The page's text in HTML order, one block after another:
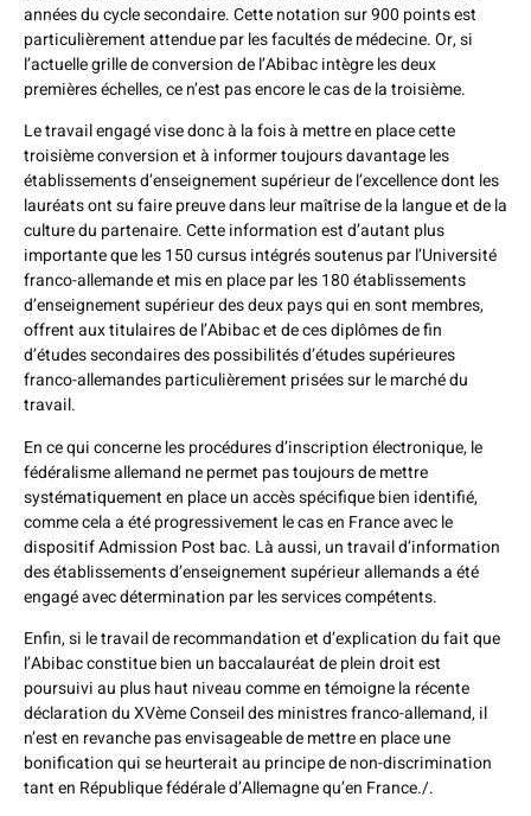
années du cycle secondaire. Cette notation sur 900 points est
particulièrement attendue par les facultés de médecine. Or, si
l’actuelle grille de conversion de l’Abibac intègre les deux
premières échelles, ce n’est pas encore le cas de la troisième.
Le travail engagé vise donc à la fois à mettre en place cette
troisième conversion et à informer toujours davantage les
établissements d’enseignement supérieur de l’excellence dont les
lauréats ont su faire preuve dans leur maîtrise de la langue et de la
culture du partenaire. Cette information est d’autant plus
importante que les 150 cursus intégrés soutenus par l’Université
franco-allemande et mis en place par les 180 établissements
d’enseignement supérieur des deux pays qui en sont membres,
offrent aux titulaires de l’Abibac et de ces diplômes de fin
d’études secondaires des possibilités d’études supérieures
franco-allemandes particulièrement prisées sur le marché du
travail.
En ce qui concerne les procédures d’inscription électronique, le
fédéralisme allemand ne permet pas toujours de mettre
systématiquement en place un accès spécifique bien identifié,
comme cela a été progressivement le cas en France avec le
dispositif Admission Post bac. Là aussi, un travail d’information
des établissements d’enseignement supérieur allemands a été
engagé avec détermination par les services compétents.
Enfin, si le travail de recommandation et d’explication du fait que
l’Abibac constitue bien un baccalauréat de plein droit est
poursuivi au plus haut niveau comme en témoigne la récente
déclaration du XVème Conseil des ministres franco-allemand, il
n’est en revanche pas envisageable de mettre en place une
bonification qui se heurterait au principe de non-discrimination
tant en République fédérale d’Allemagne qu’en France./.